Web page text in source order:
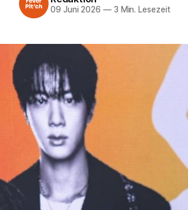
09 Juni 2026 —3 Min. Lesezeit